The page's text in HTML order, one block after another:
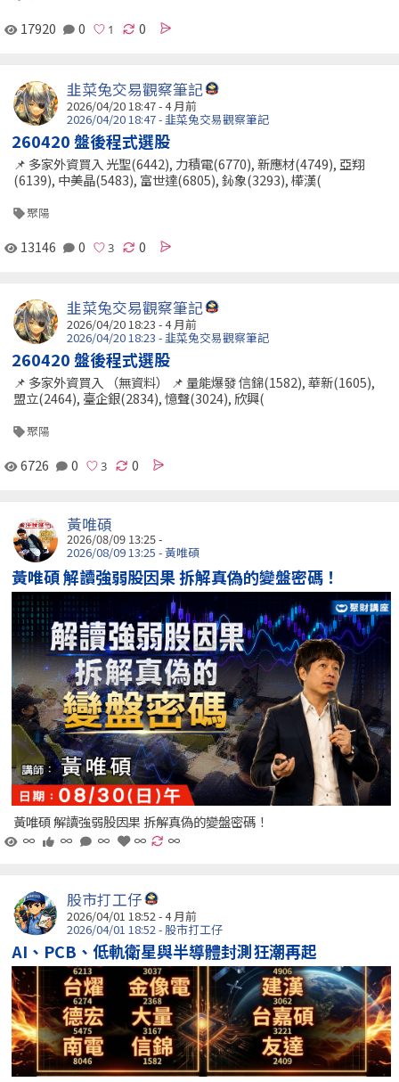
17920 0 0
韭菜兔交易觀察筆記
2026/04/20 18:47 - 4 月前
2026/04/20 18:47 - 韭菜兔交易觀察筆記
260420 盤後程式選股
📌 多家外資買入 光聖(6442), 力積電(6770), 新應材(4749), 亞翔
(6139), 中美晶(5483), 富世達(6805), 鈊象(3293), 樺漢(
聚陽
13146 0 0
韭菜兔交易觀察筆記
2026/04/20 18:23 - 4 月前
2026/04/20 18:23 - 韭菜兔交易觀察筆記
260420 盤後程式選股
📌 多家外資買入 （無資料） 📌 量能爆發 信錦(1582), 華新(1605),
盟立(2464), 臺企銀(2834), 憶聲(3024), 欣興(
聚陽
6726 0 0
黃唯碩
2026/08/09 13:25 -
2026/08/09 13:25 - 黃唯碩
黃唯碩 解讀強弱股因果 拆解真偽的變盤密碼！
黃唯碩 解讀強弱股因果 拆解真偽的變盤密碼！
∞
∞ ∞ ∞ ∞
股市打工仔
2026/04/01 18:52 - 4 月前
2026/04/01 18:52 - 股市打工仔
AI、PCB、低軌衛星與半導體封測狂潮再起